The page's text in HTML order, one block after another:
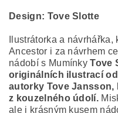
Design: Tove Slotte
Ilustrátorka a
Ancestor i za návrhem
nádobí s MumínkyTove
originálních ilustrací
autorky Tove
z kouzelného údolí.
ale i krásným kusem